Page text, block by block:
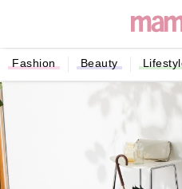
Fashion Beauty